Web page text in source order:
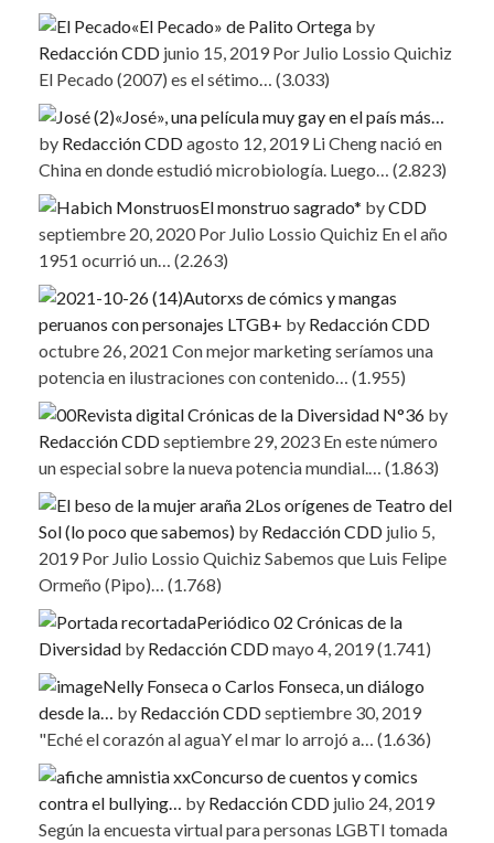
«El Pecado» de Palito Ortega by
Redacción CDD junio 15, 2019 Por Julio Lossio Quichiz
El Pecado (2007) es el sétimo…
(3.033)
«José», una película muy gay en el país más…
by Redacción CDDagosto 12, 2019 Li Cheng nació en
China en donde estudió microbiología. Luego…
(2.823)
El monstruo sagrado* byCDD
septiembre 20, 2020 Por Julio Lossio Quichiz En el año
1951 ocurrió un…
(2.263)
Autorxs de cómics y mangas
peruanos con personajes LTGB+ by Redacción CDD
octubre 26, 2021 Con mejor marketing seríamos una
potencia en ilustraciones con contenido…
(1.955)
Revista digital Crónicas de la Diversidad N°36 by
Redacción CDDseptiembre 29, 2023 En este número
un especial sobre la nueva potencia mundial.…
(1.863)
Los orígenes de Teatro del
Sol (lo poco que sabemos) by Redacción CDD julio 5,
2019 Por Julio Lossio Quichiz Sabemos que Luis Felipe
Ormeño (Pipo)…
(1.768)
Periódico 02 Crónicas de la
Diversidad by Redacción CDDmayo 4, 2019(1.741)
Nelly Fonseca o Carlos Fonseca, un diálogo
desde la…
by Redacción CDDseptiembre 30, 2019
"Eché el corazón al aguaY el mar lo arrojó a…
(1.636)
Concurso de cuentos y comics
contra el bullying…
by Redacción CDD julio 24, 2019
Según la encuesta virtual para personas LGBTI tomada